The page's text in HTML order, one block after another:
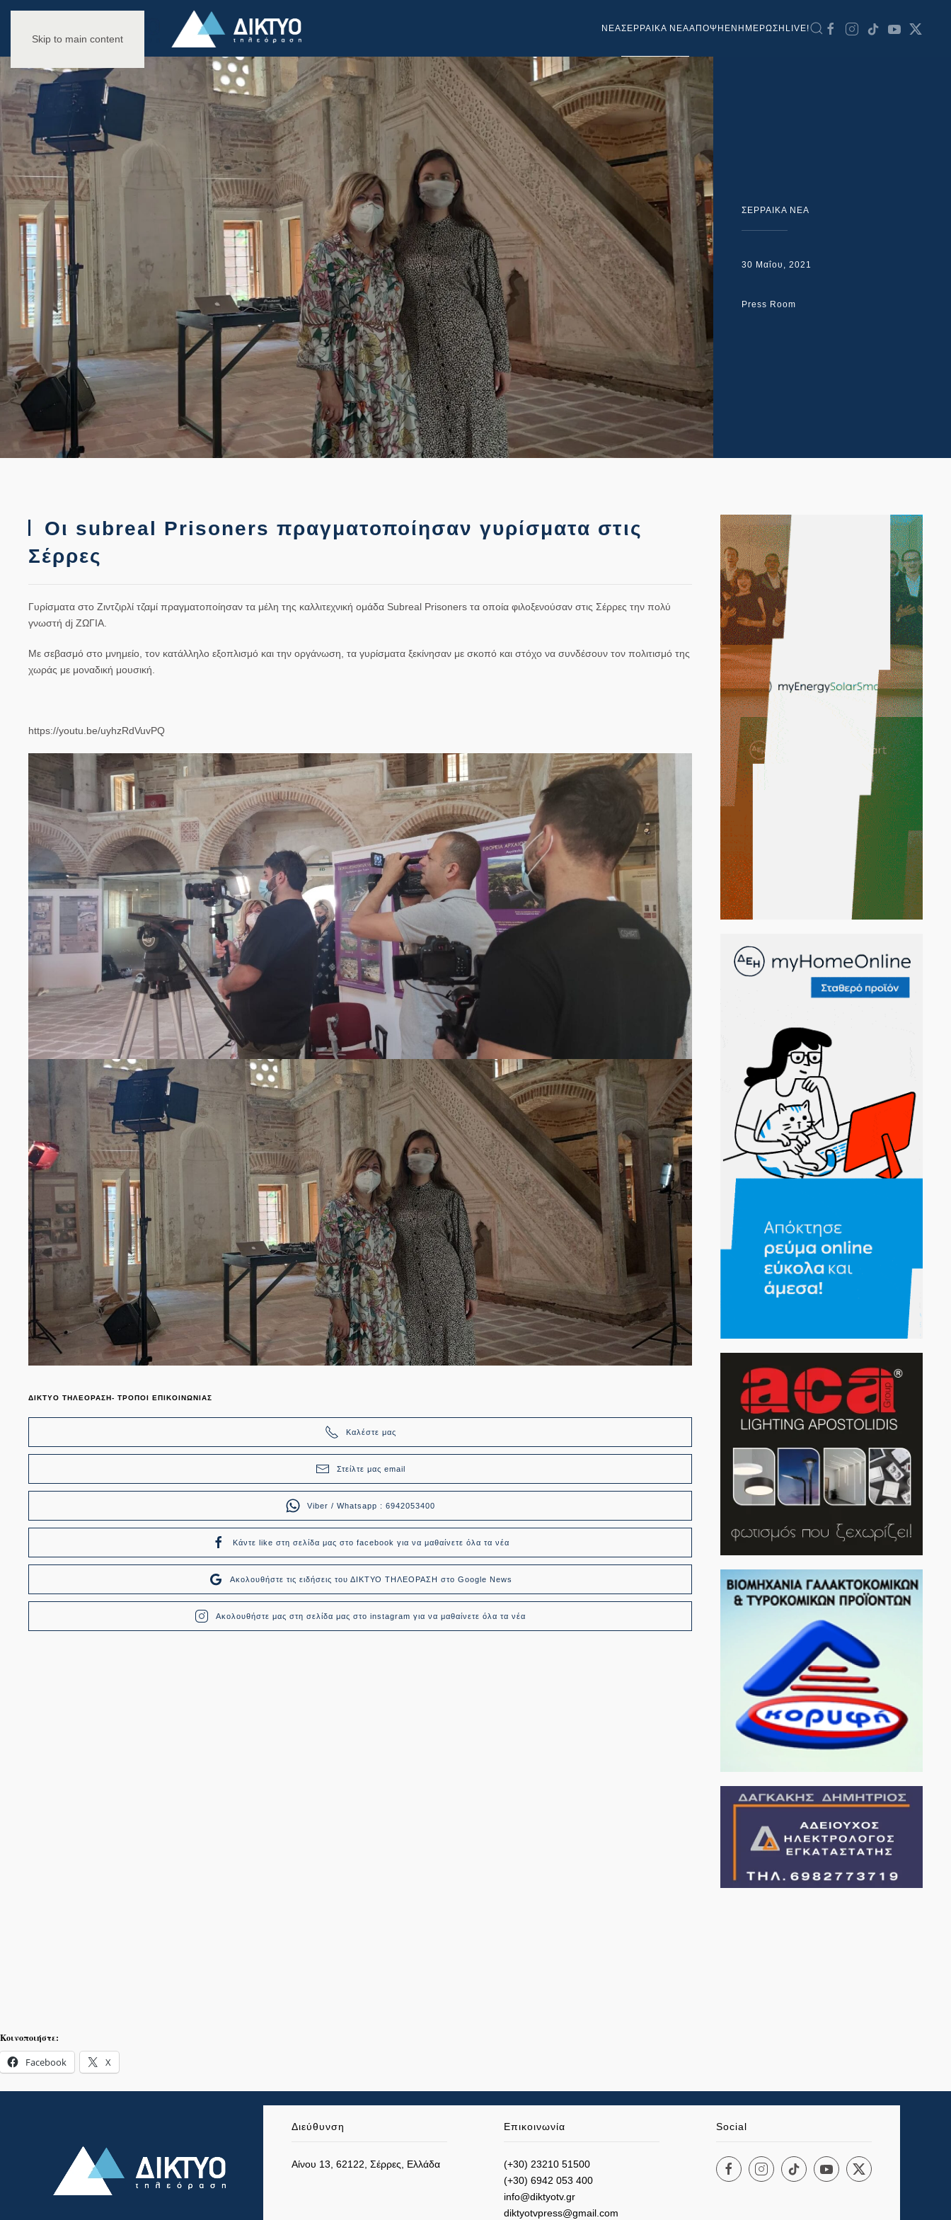
Skip to main content
NEAΣΕΡΡΑΙΚΑ ΝΕΑΑΠΟΨΗ ΕΝΗΜΕΡΩΣΗ LIVE!
ΣΕΡΡΑΙΚΑ ΝΕΑ
30 Μαΐου, 2021
Press Room
Οι subreal Prisoners πραγματοποίησαν γυρίσματα στις
Σέρρες
Γυρίσματα στο Ζιντζιρλί τζαμί πραγματοποίησαν τα μέλη της καλλιτεχνική ομάδα Subreal Prisoners τα οποία φιλοξενούσαν στις Σέρρες την πολύ
γνωστή dj ΖΩΓΙΑ.
Με σεβασμό στο μνημείο, τον κατάλληλο εξοπλισμό και την οργάνωση, τα γυρίσματα ξεκίνησαν με σκοπό και στόχο να συνδέσουν τον πολιτισμό της
χωράς με μοναδική μουσική.
https://youtu.be/uyhzRdVuvPQ
ΔΙΚΤΥΟ ΤΗΛΕΟΡΑΣΗ- ΤΡΟΠΟΙ ΕΠΙΚΟΙΝΩΝΙΑΣ
Καλέστε μας
Στείλτε μας email
Viber / Whatsapp : 6942053400
Κάντε like στη σελίδα μας στο facebook για να μαθαίνετε όλα τα νέα
Ακολουθήστε τις ειδήσεις του ΔΙΚΤΥΟ ΤΗΛΕΟΡΑΣΗ στο Google News
Ακολουθήστε μας στη σελίδα μας στο instagram για να μαθαίνετε όλα τα νέα
Κοινοποιήστε:
Facebook X
Διεύθυνση
Αίνου 13, 62122, Σέρρες, Ελλάδα
Επικοινωνία
(+30) 23210 51500
(+30) 6942 053 400
info@diktyotv.gr
diktyotvpress@gmail.com
Social